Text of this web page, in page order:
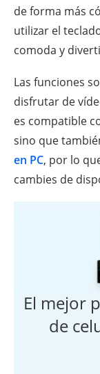
de forma más
utilizar el
comoda y
Las funciones
disfrutar de
es compatible
sino que
en PC, por lo
cambies de
El mejor
de